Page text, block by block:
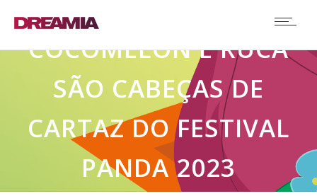
COCOMELON E RUCA
SÃO CABEÇAS DE
CARTAZ DO FESTIVAL
PANDA 2023